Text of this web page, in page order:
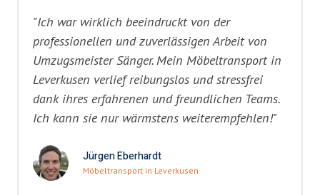
"Ich war wirklich beeindruckt von der
professionellen und zuverlässigen Arbeit von
Umzugsmeister Sänger. Mein Möbeltransport in
Leverkusen verlief reibungslos und stressfrei
dank ihres erfahrenen und freundlichen Teams.
Ich kann sie nur wärmstens weiterempfehlen!"
Jürgen Eberhardt
Möbeltransport in Leverkusen